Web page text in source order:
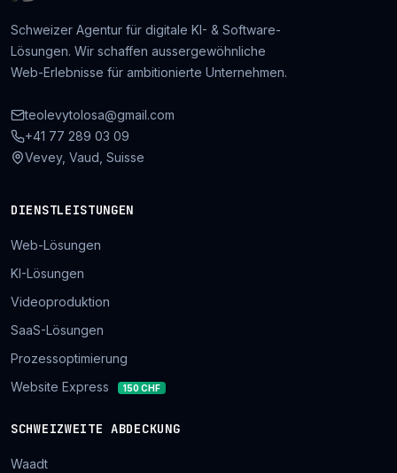
Schweizer Agentur für digitale KI- & Software-
Lösungen. Wir schaffen aussergewöhnliche
Web-Erlebnisse für ambitionierte Unternehmen.
teolevytolosa@gmail.com
+41 77 289 03 09
Vevey, Vaud, Suisse
DIENSTLEISTUNGEN
Web-Lösungen
KI-Lösungen
Videoproduktion
SaaS-Lösungen
Prozessoptimierung
Website Express
150 CHF
SCHWEIZWEITE ABDECKUNG
Waadt